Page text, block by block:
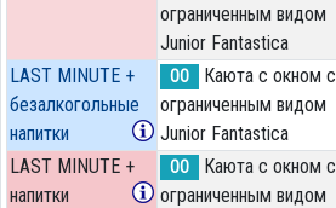
ограниченным видом
Junior Fantastica
LAST MINUTE +
безалкогольные
напитки
OO
Каюта с окном с
ограниченным видом
Junior Fantastica
LAST MINUTE +
напитки
OO
Каюта с окном с
ограниченным видом